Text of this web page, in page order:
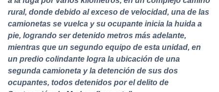
rural, donde debido al exceso de velocidad, una de las
camionetas se vuelca y su ocupante inicia la huida a
pie, logrando ser detenido metros más adelante,
mientras que un segundo equipo de esta unidad, en
un predio colindante logra la ubicación de una
segunda camioneta y la detención de sus dos
ocupantes, todos detenidos por el delito de